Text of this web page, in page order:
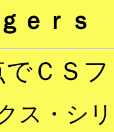
ｅｒｓ
ＣＳ
ス・シ